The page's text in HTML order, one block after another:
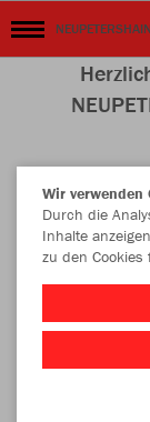
Farbe
Wir verwenden
Durch die
Inhalte
zu den